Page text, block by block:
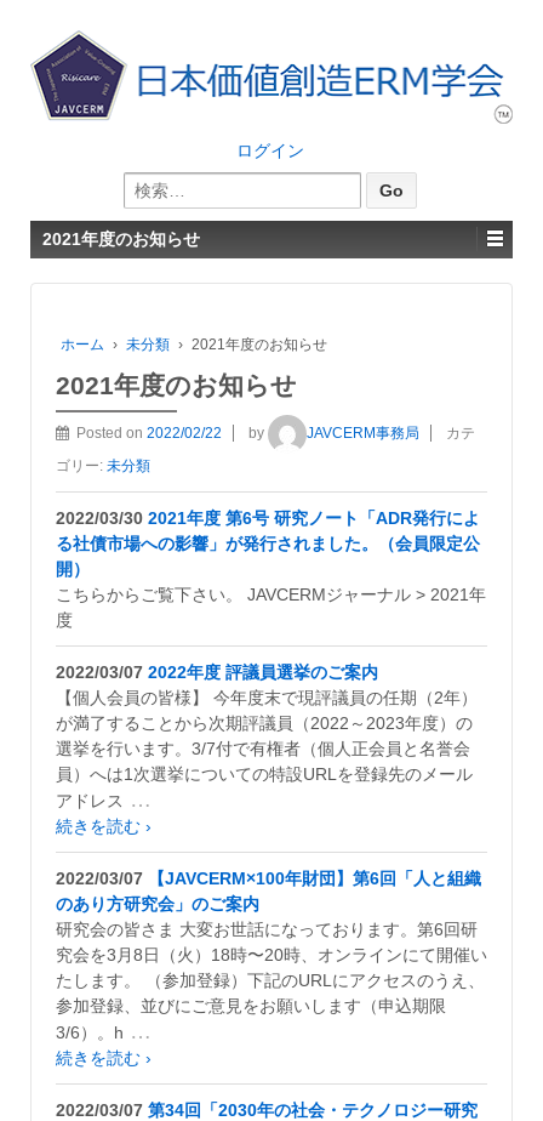
ログイン
検
索:
2021年度のお知らせ
ホーム › 未分類 › 2021年度のお知らせ
2021年度のお知らせ
Posted on 2022/02/22 by JAVCERM事務局
カテ
ゴリー: 未分類
2022/03/30 2021年度 第6号 研究ノート「ADR発行によ
る社債市場への影響」が発行されました。（会員限定公
開）
こちらからご覧下さい。 JAVCERMジャーナル > 2021年
度
2022/03/07 2022年度 評議員選挙のご案内
【個人会員の皆様】 今年度末で現評議員の任期（2年）
が満了することから次期評議員（2022～2023年度）の
選挙を行います。3/7付で有権者（個人正会員と名誉会
員）へは1次選挙についての特設URLを登録先のメール
アドレス …
続きを読む ›
2022/03/07
【JAVCERM×100年財団】第6回「人と組織
のあり方研究会」のご案内
研究会の皆さま 大変お世話になっております。第6回研
究会を3月8日（火）18時〜20時、オンラインにて開催い
たします。 （参加登録）下記のURLにアクセスのうえ、
参加登録、並びにご意見をお願いします（申込期限
3/6）。h …
続きを読む ›
2022/03/07 第34回「2030年の社会・テクノロジー研究